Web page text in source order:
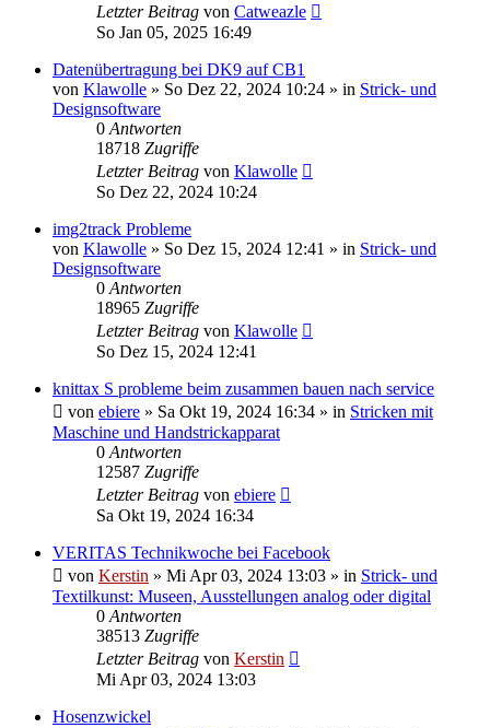
Letzter Beitrag von Catweazle
So Jan 05, 2025 16:49
Datenübertragung bei DK9 auf CB1
von Klawolle » So Dez 22, 2024 10:24 » in Strick- und
Designsoftware
0 Antworten
18718 Zugriffe
Letzter Beitrag von Klawolle
So Dez 22, 2024 10:24
img2track Probleme
von Klawolle » So Dez 15, 2024 12:41 » in Strick- und
Designsoftware
0 Antworten
18965 Zugriffe
Letzter Beitrag von Klawolle
So Dez 15, 2024 12:41
knittax S probleme beim zusammen bauen nach service
von ebiere » Sa Okt 19, 2024 16:34 » in Stricken mit
Maschine und Handstrickapparat
0 Antworten
12587 Zugriffe
Letzter Beitrag von ebiere
Sa Okt 19, 2024 16:34
VERITAS Technikwoche bei Facebook
von Kerstin » Mi Apr 03, 2024 13:03 » in Strick- und
Textilkunst: Museen, Ausstellungen analog oder digital
0 Antworten
38513 Zugriffe
Letzter Beitrag von Kerstin
Mi Apr 03, 2024 13:03
Hosenzwickel